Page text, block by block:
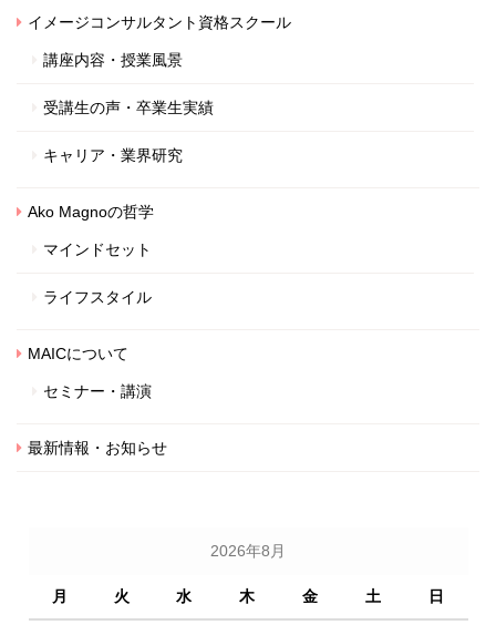
イメージコンサルタント資格スクール
講座内容・授業風景
受講生の声・卒業生実績
キャリア・業界研究
Ako Magnoの哲学
マインドセット
ライフスタイル
MAICについて
セミナー・講演
最新情報・お知らせ
2026年8月
月 火 水 木 金 土 日